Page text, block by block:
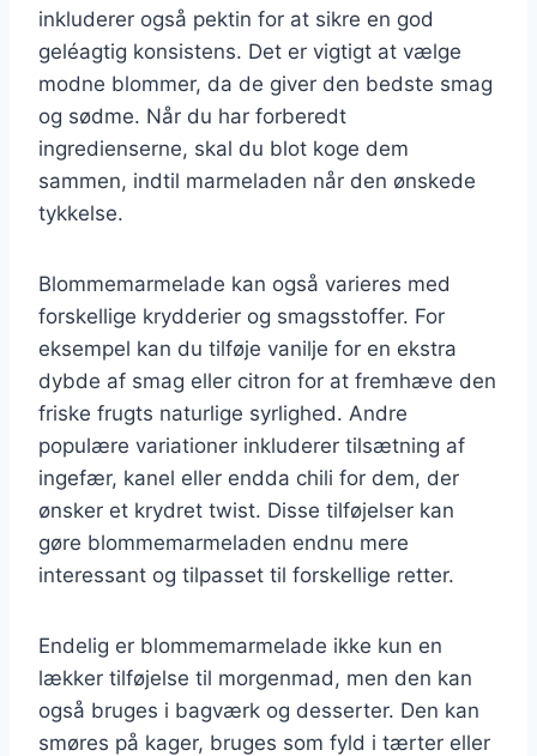
inkluderer også pektin for at sikre en god
geléagtig konsistens. Det er vigtigt at vælge
modne blommer, da de giver den bedste smag
og sødme. Når du har forberedt
ingredienserne, skal du blot koge dem
sammen, indtil marmeladen når den ønskede
tykkelse.
Blommemarmelade kan også varieres med
forskellige krydderier og smagsstoffer. For
eksempel kan du tilføje vanilje for en ekstra
dybde af smag eller citron for at fremhæve den
friske frugts naturlige syrlighed. Andre
populære variationer inkluderer tilsætning af
ingefær, kanel eller endda chili for dem, der
ønsker et krydret twist. Disse tilføjelser kan
gøre blommemarmeladen endnu mere
interessant og tilpasset til forskellige retter.
Endelig er blommemarmelade ikke kun en
lækker tilføjelse til morgenmad, men den kan
også bruges i bagværk og desserter. Den kan
smøres på kager, bruges som fyld i tærter eller